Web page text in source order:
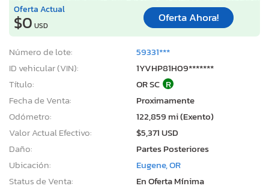
Oferta Actual
$0 USD
Oferta Ahora!
Número de lote:
59331***
ID vehicular (VIN):
1YVHP81H09*******
Título:
OR SC R
Fecha de Venta:
Proximamente
Odómetro:
122,859 mi (Exento)
Valor Actual Efectivo:
$5,371 USD
Daño:
Partes Posteriores
Ubicación:
Eugene, OR
Status de Venta:
En Oferta Mínima